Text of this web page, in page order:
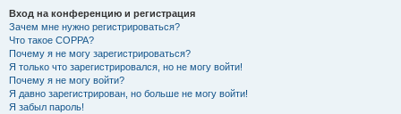
Вход на конференцию и регистрация
Зачем мне нужно регистрироваться?
Что такое COPPA?
Почему я не могу зарегистрироваться?
Я только что зарегистрировался, но не могу войти!
Почему я не могу войти?
Я давно зарегистрирован, но больше не могу войти!
Я забыл пароль!